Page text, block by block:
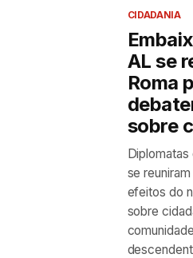
CIDADANIA
AL se
Roma
sobre
Diplomatas
se
efeitos do
sobre